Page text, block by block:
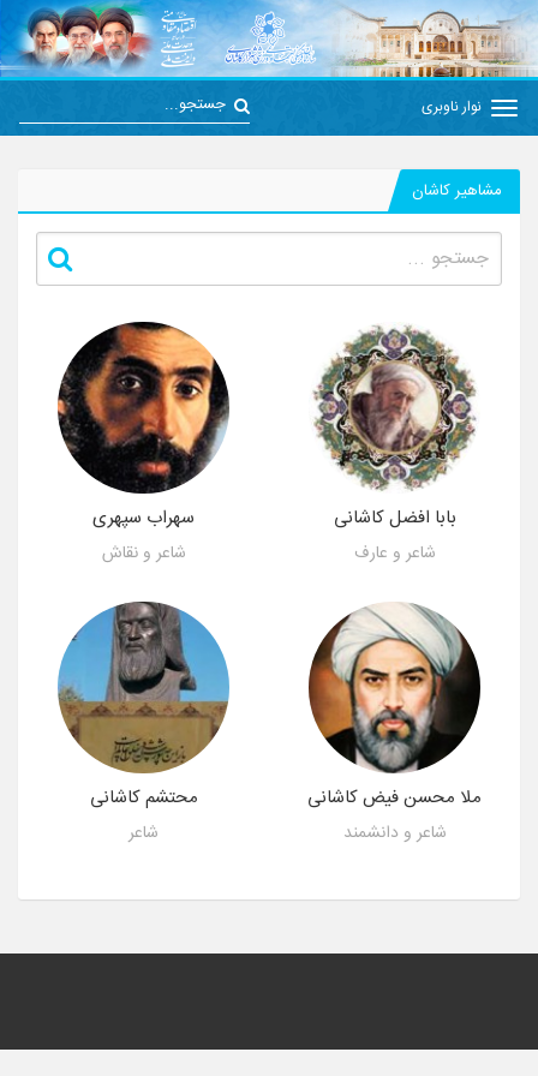
نوار ناوبری
مشاهیر کاشان
بابا افضل کاشانی
شاعر و عارف
سهراب سپهری
شاعر و نقاش
ملا محسن فیض کاشانی
شاعر و دانشمند
محتشم کاشانی
شاعر